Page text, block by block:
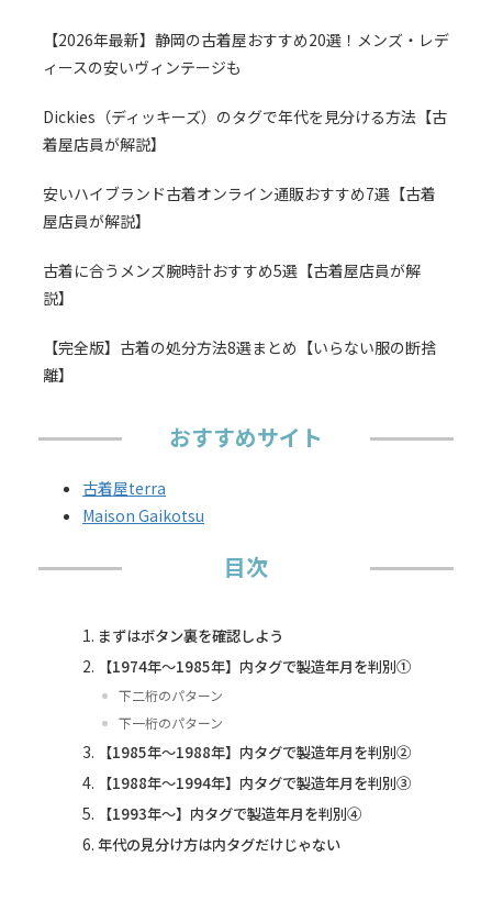
【2026年最新】静岡の古着屋おすすめ20選！メンズ・レデ
ィースの安いヴィンテージも
Dickies（ディッキーズ）のタグで年代を見分ける方法【古
着屋店員が解説】
安いハイブランド古着オンライン通販おすすめ7選【古着
屋店員が解説】
古着に合うメンズ腕時計おすすめ5選【古着屋店員が解
説】
【完全版】古着の処分方法8選まとめ【いらない服の断捨
離】
おすすめサイト
古着屋terra
Maison Gaikotsu
目次
まずはボタン裏を確認しよう
【1974年〜1985年】内タグで製造年月を判別①
下二桁のパターン
下一桁のパターン
【1985年〜1988年】内タグで製造年月を判別②
【1988年〜1994年】内タグで製造年月を判別③
【1993年〜】内タグで製造年月を判別④
年代の見分け方は内タグだけじゃない